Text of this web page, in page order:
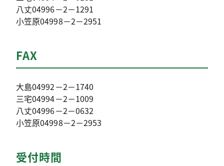
八丈04996－2－1291
小笠原04998－2－2951
FAX
大島04992－2－1740
三宅04994－2－1009
八丈04996－2－0632
小笠原04998－2－2953
受付時間